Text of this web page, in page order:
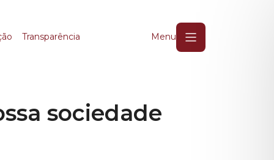
sociedade mais
Transparência Menu
sociedade